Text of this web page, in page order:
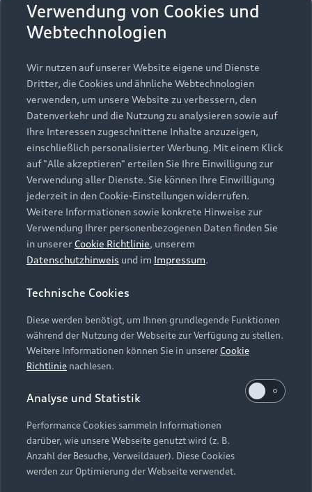
Modelle
Alle Modelle
Modelle vergleichen
Elektromodelle
Plug-in-Hybride
Kaufen & leasen
Neuwagensuche
Gebrauchtwagensuche
Gebrauchtwagen
Finanzierung
Aktionen & Angebote
Geschäftskunden
Service & Zubehör
Saisonale Angebote
Audi Services
Garantie
Audi digital services
myAudi
Support
Kundenservice
Händlersuche
Audi Code
Online-Terminvereinbarung
Servicekontakt
Vertrag widerrufen
Über Audi
Unternehmen
Karriere
Investor Relations
Presse & Media Center
Datenschutz
Audi erleben
Newsletter
Impressum Rechtliches
Hinweisgebersystem
Datenschutzinformation
Cookie-Einstellungen
Cookie-Richtlinie
Barrierefreiheit
Hinweis: Die aktuelle Darstellung und Anordnung der
Embleme am Fahrzeug bei allen Abbildungen auf dieser
Webseite kann abweichen.
Verwendung von Cookies und
Webtechnologien
Wir nutzen auf unserer Website eigene und Dienste
Dritter, die Cookies und ähnliche Webtechnologien
verwenden, um unsere Website zu verbessern, den
Datenverkehr und die Nutzung zu analysieren sowie auf
Ihre Interessen zugeschnittene Inhalte anzuzeigen,
einschließlich personalisierter Werbung. Mit einem Klick
auf "Alle akzeptieren" erteilen Sie Ihre Einwilligung zur
Verwendung aller Dienste. Sie können Ihre Einwilligung
jederzeit in den Cookie-Einstellungen widerrufen.
Weitere Informationen sowie konkrete Hinweise zur
Verwendung Ihrer personenbezogenen Daten finden Sie
in unserer Cookie Richtlinie, unserem
Datenschutzhinweis und im Impressum.
Technische Cookies
Diese werden benötigt, um Ihnen grundlegende Funktionen
während der Nutzung der Webseite zur Verfügung zu stellen.
Weitere Informationen können Sie in unsererCookie
Richtlinie nachlesen.
Analyse und Statistik
Performance Cookies sammeln Informationen
darüber, wie unsere Webseite genutzt wird (z. B.
Anzahl der Besuche, Verweildauer). Diese Cookies
werden zur Optimierung der Webseite verwendet.